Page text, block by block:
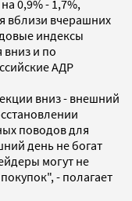
0,9% - 1,7%,
вблизи вчерашних
индексы
и по
АДР
вниз - внешний
поводов для
день не богат
могут не
- полагает